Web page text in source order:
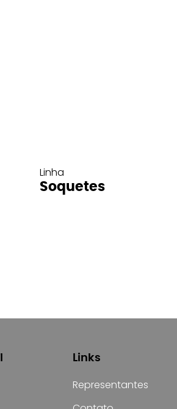
Linha
Soquetes
Links
Representantes